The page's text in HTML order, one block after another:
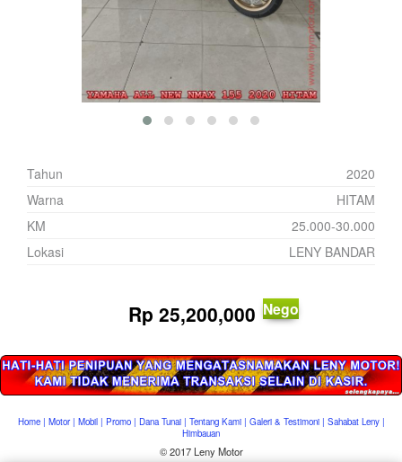
Tahun
2020
Warna
HITAM
KM
25.000-30.000
Lokasi
LENY BANDAR
Rp 25,200,000 Nego
Home| Motor| Mobil| Promo| Dana Tunai| Tentang Kami| Galeri & Testimoni| Sahabat Leny|
Himbauan
© 2017 Leny Motor